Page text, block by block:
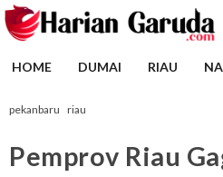
HOME DUMAI RIAU
pekanbaru riau
Pemprov Riau